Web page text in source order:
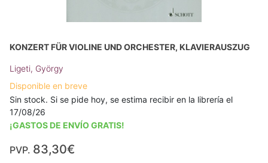
KONZERT FÜR VIOLINE UND ORCHESTER, KLAVIERAUSZUG
Ligeti, György
Disponible en breve
Sin stock. Si se pide hoy, se estima recibir en la librería el
17/08/26
¡GASTOS DE ENVÍO GRATIS!
PVP. 83,30€